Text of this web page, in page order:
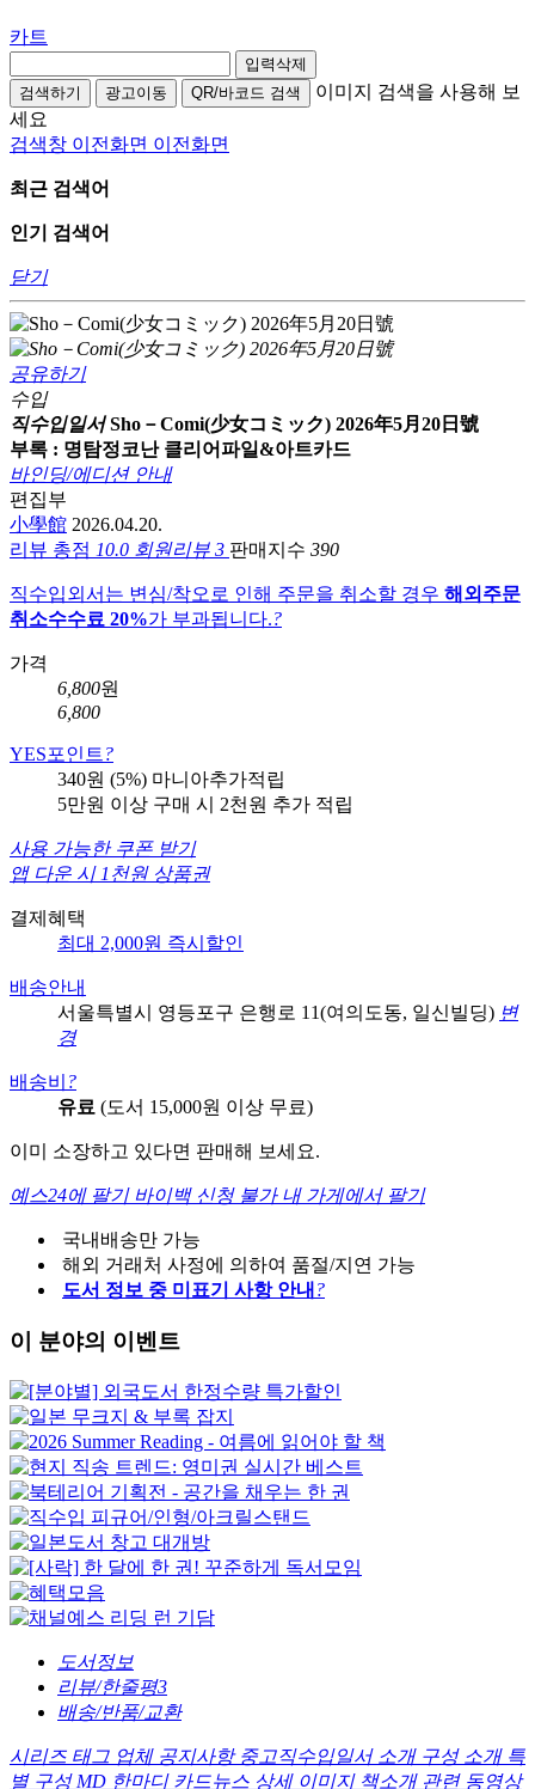
카트
입력삭제
검색하기
광고이동 QR/바코드 검색
이미지 검색을 사용해 보
세요
검색창 이전화면 이전화면
최근 검색어
인기 검색어
닫기
공유하기
수입
직수입일서 Sho－Comi(少女コミック) 2026年5月20日號
부록 : 명탐정코난 클리어파일&아트카드
바인딩/에디션 안내
편집부
小學館 2026.04.20.
리뷰 총점 10.0 회원리뷰 3 판매지수 390
직수입외서는 변심/착오로 인해 주문을 취소할 경우 해외주문
취소수수료 20%가 부과됩니다.?
가격
6,800원
6,800
YES포인트?
340원 (5%) 마니아추가적립
5만원 이상 구매 시 2천원 추가 적립
사용 가능한 쿠폰 받기
앱 다운 시 1천원 상품권
결제혜택
최대 2,000원 즉시할인
배송안내
서울특별시 영등포구 은행로 11(여의도동, 일신빌딩) 변
경
배송비 ?
유료 (도서 15,000원 이상 무료)
이미 소장하고 있다면 판매해 보세요.
예스24에 팔기 바이백 신청 불가 내 가게에서 팔기
국내배송만 가능
해외 거래처 사정에 의하여 품절/지연 가능
도서 정보 중 미표기 사항 안내 ?
이 분야의 이벤트
도서정보
리뷰/한줄평3
배송/반품/교환
시리즈 태그 업체 공지사항 중고직수입일서 소개 구성 소개 특
별 구성 MD 한마디 카드뉴스 상세 이미지 책소개 관련 동영상